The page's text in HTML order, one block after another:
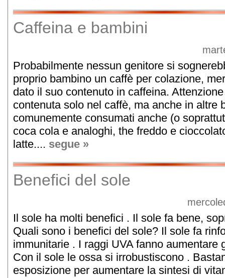
Caffeina e bambini
Probabilmente nessun genitore si
proprio bambino un caffè per colazione,
dato il suo contenuto in caffeina.
contenuta solo nel caffè, ma anche in altre
comunemente consumati anche (o
coca cola e analoghi, the freddo e
latte.... segue »
Benefici del sole
Il sole ha molti benefici . Il sole fa bene,
Quali sono i benefici del sole? Il sole fa
immunitarie . I raggi UVA fanno aumentare
Con il sole le ossa si irrobustiscono .
esposizione per aumentare la sintesi di